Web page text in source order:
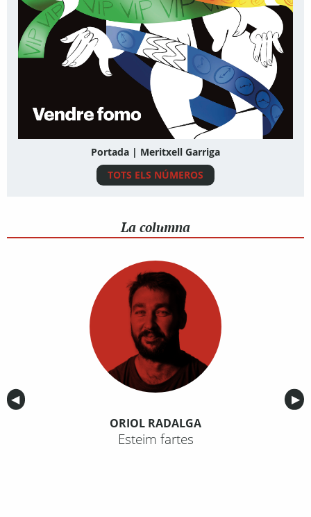
Portada | Meritxell Garriga
TOTS ELS NÚMEROS
La columna
Anterior
◀︎ ▶︎
ORIOL RADALGA
Esteim fartes